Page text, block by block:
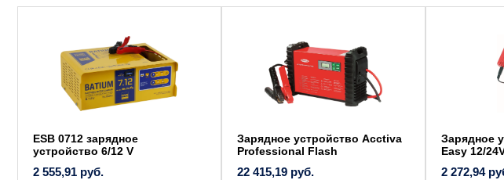
ESB 0712 зарядное
устройство 6/12 V
2 555,91 руб.
Зарядное устройство Acctiva
Professional Flash
22 415,19 руб.
Зарядное
Easy 12/
2 272,94